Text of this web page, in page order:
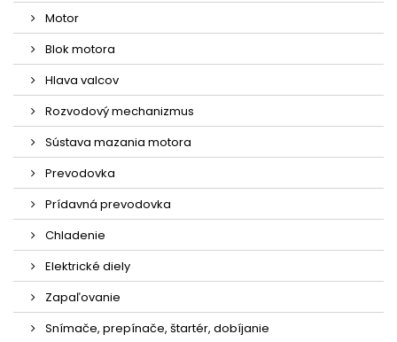
Motor
Blok motora
Hlava valcov
Rozvodový mechanizmus
Sústava mazania motora
Prevodovka
Prídavná prevodovka
Chladenie
Elektrické diely
Zapaľovanie
Snímače, prepínače, štartér, dobíjanie